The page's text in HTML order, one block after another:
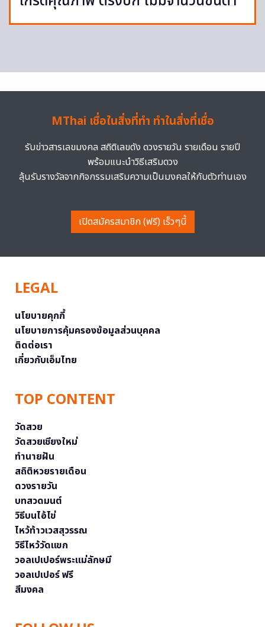
MThai เชื่อในสิ่งที่ทำ ทำในสิ่งที่เชื่อ
รับข่าวสารเลขมงคล สถิติเลขดัง ดวงรายวัน รายเดือน รายปี
พร้อมแนะนำวิธีเสริมดวง
ลุ้นรับรางวัลจากกิจกรรมเสริมความเป็นมงคลให้กับตัวท่านเอง
เปิดสมัครสมาชิก (ฟรี) เร็วๆนี้
LEGAL
นโยบายคุกกี้
นโยบายการคุ้มครองข้อมูลส่วนบุคคล
ติดต่อเรา
เกี่ยวกับเอ็มไทย
TOP CONTENT
วัดสวย
วัดสวยเชียงใหม่
ทำนายฝัน
สถิติหวยรายเดือน
ดวงรายวัน
บทสวดมนต์
วิธีบนไอ้ไข่
ไหว้ท้าวเวสสุวรรณ
วิธีไหว้วัดแขก
วอลเปเปอร์พระแม่ลักษมี
วอลเปเปอร์ ฟรี
สีมงคล